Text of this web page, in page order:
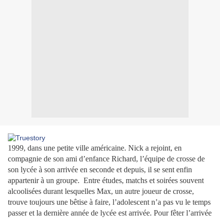
1999, dans une petite ville américaine. Nick a rejoint, en
compagnie de son ami d’enfance Richard, l’équipe de crosse de
son lycée à son arrivée en seconde et depuis, il se sent enfin
appartenir à un groupe. Entre études, matchs et soirées souvent
alcoolisées durant lesquelles Max, un autre joueur de crosse,
trouve toujours une bêtise à faire, l’adolescent n’a pas vu le temps
passer et la dernière année de lycée est arrivée. Pour fêter l’arrivée